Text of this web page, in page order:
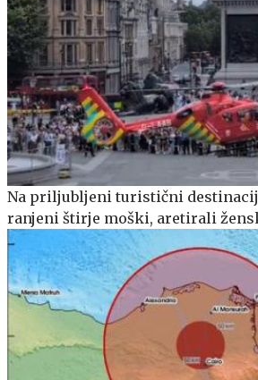
Na priljubljeni turistični
ranjeni štirje moški, aretirali